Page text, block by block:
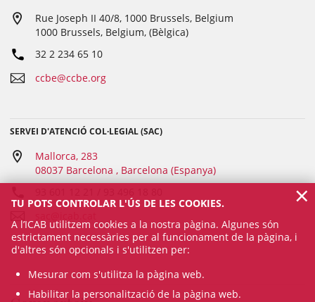
Rue Joseph II 40/8, 1000 Brussels, Belgium
1000 Brussels, Belgium, (Bèlgica)
32 2 234 65 10
ccbe@ccbe.org
SERVEI D'ATENCIÓ COL·LEGIAL (SAC)
Mallorca, 283
08037 Barcelona , Barcelona (Espanya)
TU POTS CONTROLAR L'ÚS DE LES COOKIES.
A l’ICAB utilitzem cookies a la nostra pàgina. Algunes són
estrictament necessàries per al funcionament de la pàgina, i
d'altres són opcionals i s'utilitzen per:
Mesurar com s'utilitza la pàgina web.
Habilitar la personalització de la pàgina web.
×